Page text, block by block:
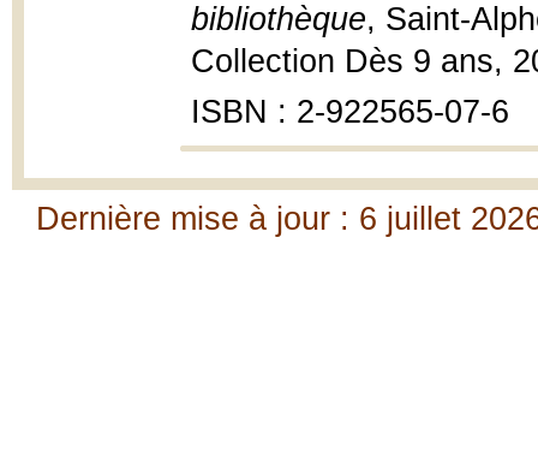
bibliothèque, Saint-
Collection Dès 9 ans,
ISBN : 2-922565-07-6
Dernière mise à jour : 6 juillet